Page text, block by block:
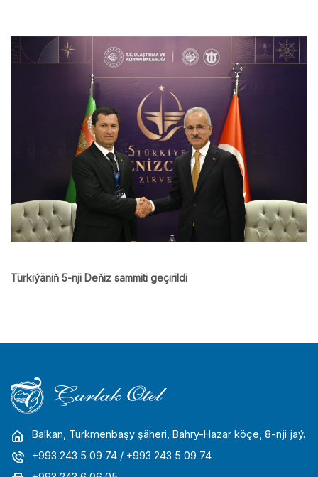
Türkiýäniň 5-nji Deňiz sammiti geçirildi
Balkan, Türkmenbaşy şäheri, Bahry-Hazar köçe, 8-nji jaý.
+993 243 5 09 74 / +993 243 5 09 74